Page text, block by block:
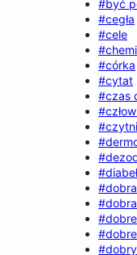
#być
#cegła
#cele
#córka
#cytat
#czas